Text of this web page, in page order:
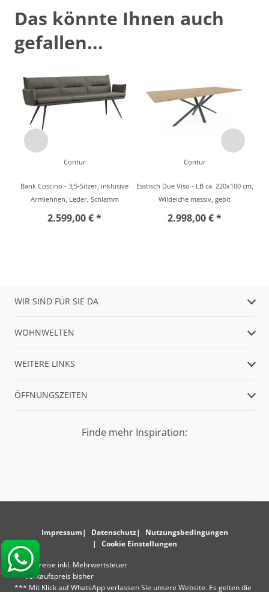
Das könnte Ihnen auch
gefallen...
Contur
Bank Coscino - 3,5-Sitzer, inklusive
Armlehnen, Leder, Schlamm
2.599,00 € *
Contur
Esstisch Due Viso - LB ca. 220x100 cm,
Wildeiche massiv, geölt
2.998,00 € *
WIR SIND FÜR SIE DA
WOHNWELTEN
WEITERE LINKS
ÖFFNUNGSZEITEN
Finde mehr Inspiration:
Impressum Datenschutz
Nutzungsbedingungen
Cookie Einstellungen
* Alle Preise inkl. Mehrwertsteuer
** Verkaufspreis bisher
*** Mit Klick auf WhatsApp verlassen Sie unsere Website. Es gelten die